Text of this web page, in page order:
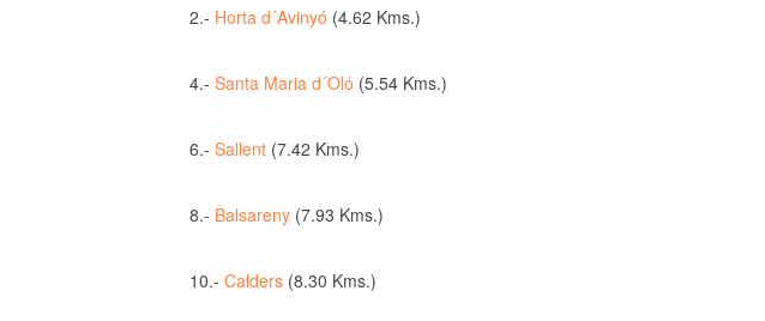
2.- Horta d´Avinyó (4.62 Kms.)
4.-Santa Maria d´Oló (5.54 Kms.)
6.-Sallent (7.42 Kms.)
8.- Balsareny (7.93 Kms.)
10.-Calders (8.30 Kms.)